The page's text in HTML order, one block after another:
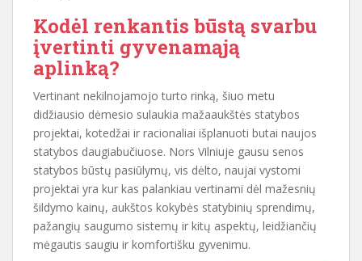
Kodėl renkantis būstą svarbu
įvertinti gyvenamąją
aplinką?
Vertinant nekilnojamojo turto rinką, šiuo metu
didžiausio dėmesio sulaukia mažaaukštės statybos
projektai, kotedžai ir racionaliai išplanuoti butai naujos
statybos daugiabučiuose. Nors Vilniuje gausu senos
statybos būstų pasiūlymų, vis dėlto, naujai vystomi
projektai yra kur kas palankiau vertinami dėl mažesnių
šildymo kainų, aukštos kokybės statybinių sprendimų,
pažangių saugumo sistemų ir kitų aspektų, leidžiančių
mėgautis saugiu ir komfortišku gyvenimu.